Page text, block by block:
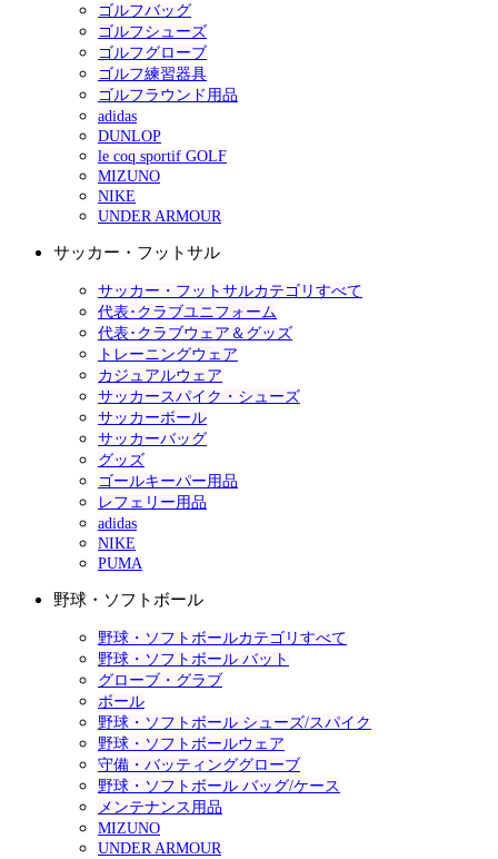
ゴルフバッグ
ゴルフシューズ
ゴルフグローブ
ゴルフ練習器具
ゴルフラウンド用品
adidas
DUNLOP
le coq sportif GOLF
MIZUNO
NIKE
UNDER ARMOUR
サッカー・フットサル
サッカー・フットサルカテゴリすべて
代表･クラブユニフォーム
代表･クラブウェア＆グッズ
トレーニングウェア
カジュアルウェア
サッカースパイク・シューズ
サッカーボール
サッカーバッグ
グッズ
ゴールキーパー用品
レフェリー用品
adidas
NIKE
PUMA
野球・ソフトボール
野球・ソフトボールカテゴリすべて
野球・ソフトボール バット
グローブ・グラブ
ボール
野球・ソフトボール シューズ/スパイク
野球・ソフトボールウェア
守備・バッティンググローブ
野球・ソフトボール バッグ/ケース
メンテナンス用品
MIZUNO
UNDER ARMOUR